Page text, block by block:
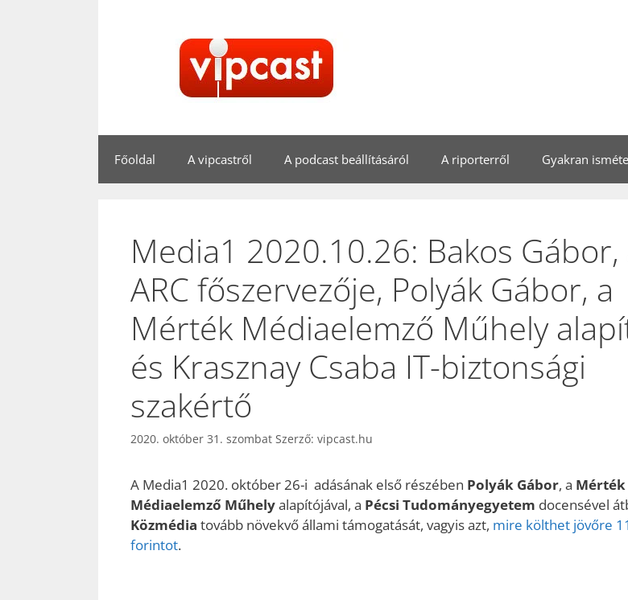
Főoldal A vipcastről A podcast beállításáról A riporterről Gyakran
Media1 2020.10.26: Bakos Gábor,
ARC főszervezője, Polyák Gábor, a
Mérték Médiaelemző Műhely
és Krasznay Csaba IT-biztonsági
szakértő
2020. október 31. szombat Szerző: vipcast.hu
A Media1 2020. október 26-i adásának első részében Polyák Gábor, a Mérték
Médiaelemző Műhelyalapítójával, a Pécsi Tudományegyetem docensével
Közmédia tovább növekvő állami támogatását, vagyis azt, mire költhet jövőre
forintot.